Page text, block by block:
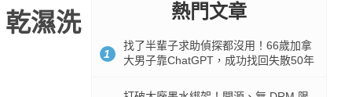
濕洗
熱門文章
1
找了半輩子求助偵探都沒用！66歲加拿
大男子靠ChatGPT，成功找回失散50年